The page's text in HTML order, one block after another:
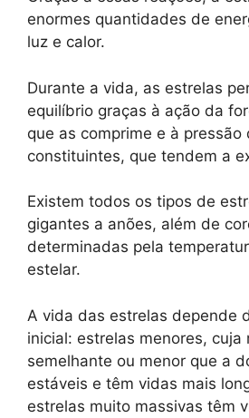
enormes quantidades de
luz e calor.
Durante a vida, as estrelas
equilíbrio graças à ação da
que as comprime e à pressão
constituintes, que tendem a
Existem todos os tipos de
gigantes a anões, além de
determinadas pela
estelar.
A vida das estrelas depende
inicial: estrelas menores, cuja
semelhante ou menor que a
estáveis ​​e têm vidas mais
estrelas muito massivas têm